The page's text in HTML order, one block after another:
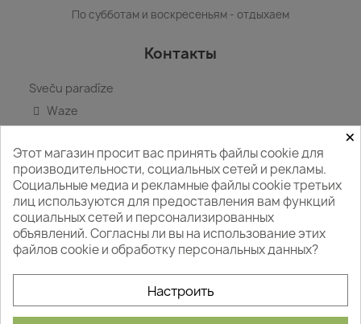
По субботам и воскресеньям - отдыхаем
Контакты
Sveču paradīze
Waze
+371 29412418
WhatsApp
info@svecuparadize.lv
Следите за нами
×
Этот магазин просит вас принять файлы cookie для
производительности, социальных сетей и рекламы.
Социальные медиа и рекламные файлы cookie третьих
лиц используются для предоставления вам функций
социальных сетей и персонализированных
объявлений. Согласны ли вы на использование этих
файлов cookie и обработку персональных данных?
Настроить